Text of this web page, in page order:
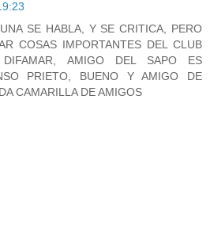
SE HABLA, Y SE CRITICA, PERO
COSAS IMPORTANTES DEL CLUB
AMIGO DEL SAPO ES
PRIETO, BUENO Y AMIGO DE
CAMARILLA DE AMIGOS